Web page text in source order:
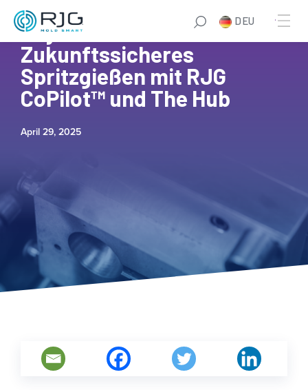
DEU
Kaysun-Testimonial:
Zukunftssicheres
Spritzgießen mit RJG
CoPilot™ und The Hub
April 29, 2025